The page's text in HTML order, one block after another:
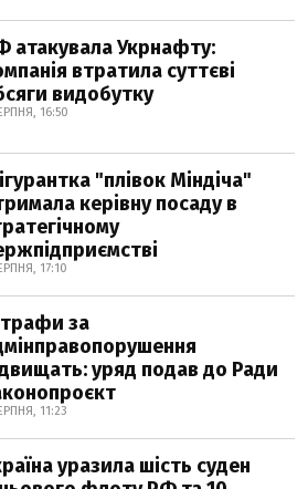
атакувала Укрнафту:
втратила суттєві
видобутку
16:50
"плівок Міндіча"
керівну посаду в
17:10
за
уряд подав до Ради
11:23
уразила шість суден